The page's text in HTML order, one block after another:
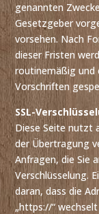
genannten
Gesetzgeber
vorsehen. Nach
dieser Fristen
routinemäßig und
Vorschriften
SSL-
Diese Seite nutzt
der Übertragung
Anfragen, die Sie
Verschlüsselung.
daran, dass die
„https://“